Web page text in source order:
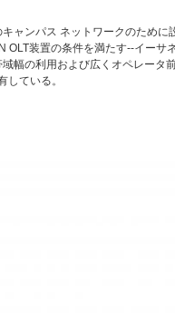
ャンパス ネットワークのため
装置の条件を満たす--イー
幅の利用および広くオペレー
している。